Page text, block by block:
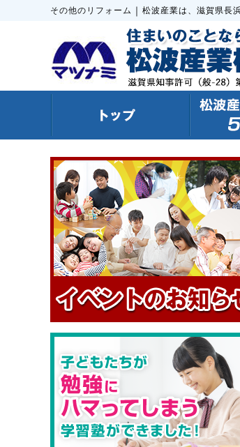
その他のリフォーム ｜ 松波産業は、滋賀県長